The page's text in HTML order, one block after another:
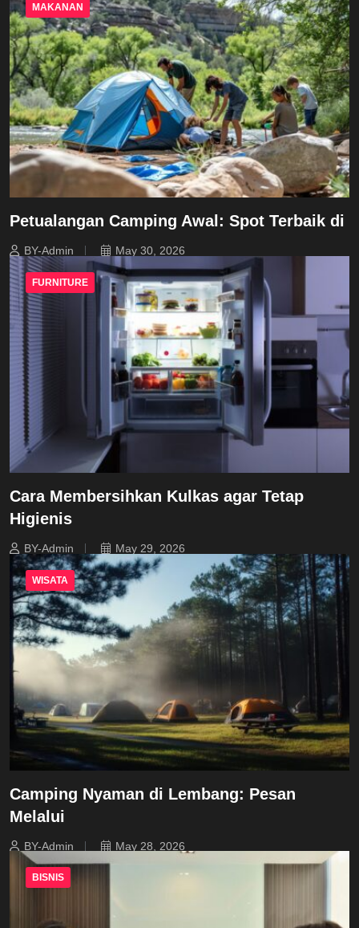
MAKANAN
Petualangan Camping Awal: Spot Terbaik di
BY-Admin May 30, 2026
FURNITURE
Cara Membersihkan Kulkas agar Tetap
Higienis
BY-Admin May 29, 2026
WISATA
Camping Nyaman di Lembang: Pesan
Melalui
BY-Admin May 28, 2026
BISNIS